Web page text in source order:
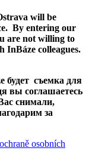
will be
By entering our
are not willing to
InBáze colleagues.
будет съемка для
вы соглашаетесь
снимали,
за
osobních